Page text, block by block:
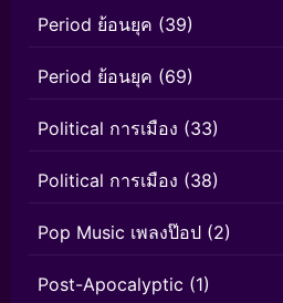
Period ย้อนยุค (39)
Period ย้อนยุค (69)
Political การเมือง (33)
Political การเมือง (38)
Pop Music เพลงป๊อป (2)
Post-Apocalyptic (1)